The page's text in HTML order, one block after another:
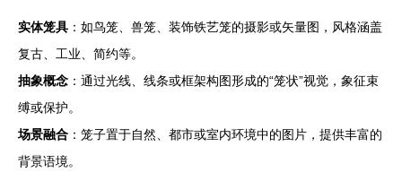
实体笼具 ：如鸟笼、兽笼、装饰铁艺笼的摄影或矢量图，风格涵盖
复古、工业、简约等。
抽象概念 ：通过光线、线条或框架构图形成的“笼状”视觉，象征束
缚或保护。
场景融合 ：笼子置于自然、都市或室内环境中的图片，提供丰富的
背景语境。